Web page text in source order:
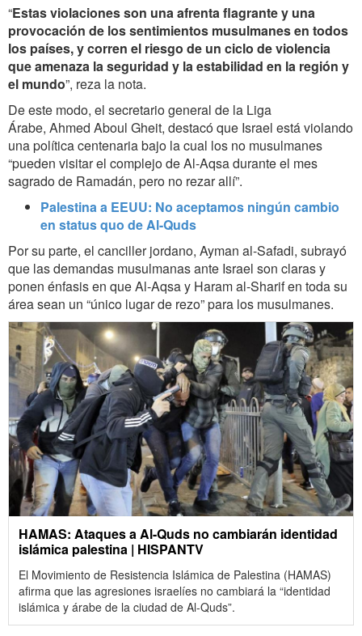
“Estas violaciones son una afrenta flagrante y una
provocación de los sentimientos musulmanes en todos
los países, y corren el riesgo de un ciclo de violencia
que amenaza la seguridad y la estabilidad en la región y
el mundo”, reza la nota.
De este modo, el secretario general de la Liga
Árabe, Ahmed Aboul Gheit, destacó que Israel está violando
una política centenaria bajo la cual los no musulmanes
“pueden visitar el complejo de Al-Aqsa durante el mes
sagrado de Ramadán, pero no rezar allí”.
Palestina a EEUU: No aceptamos ningún cambio
en status quo de Al-Quds
Por su parte, el canciller jordano, Ayman al-Safadi, subrayó
que las demandas musulmanas ante Israel son claras y
ponen énfasis en que Al-Aqsa y Haram al-Sharif en toda su
área sean un “único lugar de rezo” para los musulmanes.
HAMAS: Ataques a Al-Quds no cambiarán identidad
islámica palestina | HISPANTV
El Movimiento de Resistencia Islámica de Palestina (HAMAS)
afirma que las agresiones israelíes no cambiará la “identidad
islámica y árabe de la ciudad de Al-Quds”.